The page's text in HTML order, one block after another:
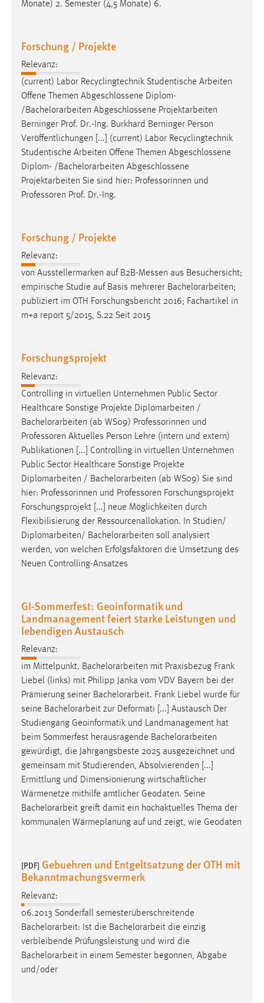
Monate) 2. Semester (4,5 Monate) 6.
Forschung / Projekte
Relevanz:
(current) Labor Recyclingtechnik Studentische Arbeiten
Offene Themen Abgeschlossene Diplom-
/ Bachelorarbeiten Abgeschlossene Projektarbeiten
Berninger Prof. Dr.-Ing. Burkhard Berninger Person
Veröffentlichungen [...] (current) Labor Recyclingtechnik
Studentische Arbeiten Offene Themen Abgeschlossene
Diplom- / Bachelorarbeiten Abgeschlossene
Projektarbeiten Sie sind hier: Professorinnen und
Professoren Prof. Dr.-Ing.
Forschung / Projekte
Relevanz:
von Ausstellermarken auf B2B-Messen aus Besuchersicht;
empirische Studie auf Basis mehrerer Bachelorarbeiten;
publiziert im OTH Forschungsbericht 2016; Fachartikel in
m+a report 5/2015, S.22 Seit 2015
Forschungsprojekt
Relevanz:
Controlling in virtuellen Unternehmen Public Sector
Healthcare Sonstige Projekte Diplomarbeiten /
Bachelorarbeiten (ab WS09) Professorinnen und
Professoren Aktuelles Person Lehre (intern und extern)
Publikationen [...] Controlling in virtuellen Unternehmen
Public Sector Healthcare Sonstige Projekte
Diplomarbeiten / Bachelorarbeiten (ab WS09) Sie sind
hier: Professorinnen und Professoren Forschungsprojekt
Forschungsprojekt [...] neue Möglichkeiten durch
Flexibilisierung der Ressourcenallokation. In Studien/
Diplomarbeiten/ Bachelorarbeiten soll analysiert
werden, von welchen Erfolgsfaktoren die Umsetzung des
Neuen Controlling-Ansatzes
GI-Sommerfest: Geoinformatik und
Landmanagement feiert starke Leistungen und
lebendigen Austausch
Relevanz:
im Mittelpunkt. Bachelorarbeiten mit Praxisbezug Frank
Liebel (links) mit Philipp Janka vom VDV Bayern bei der
Prämierung seiner Bachelorarbeit. Frank Liebel wurde für
seine Bachelorarbeit zur Deformati [...] Austausch Der
Studiengang Geoinformatik und Landmanagement hat
beim Sommerfest herausragende Bachelorarbeiten
gewürdigt, die Jahrgangsbeste 2025 ausgezeichnet und
gemeinsam mit Studierenden, Absolvierenden [...]
Ermittlung und Dimensionierung wirtschaftlicher
Wärmenetze mithilfe amtlicher Geodaten. Seine
Bachelorarbeit greift damit ein hochaktuelles Thema der
kommunalen Wärmeplanung auf und zeigt, wie Geodaten
[PDF] Gebuehren und Entgeltsatzung der OTH mit
Bekanntmachungsvermerk
Relevanz:
06.2013 Sonderfall semesterüberschreitende
Bachelorarbeit: Ist die Bachelorarbeit die einzig
verbleibende Prüfungsleistung und wird die
Bachelorarbeit in einem Semester begonnen, Abgabe
und/oder